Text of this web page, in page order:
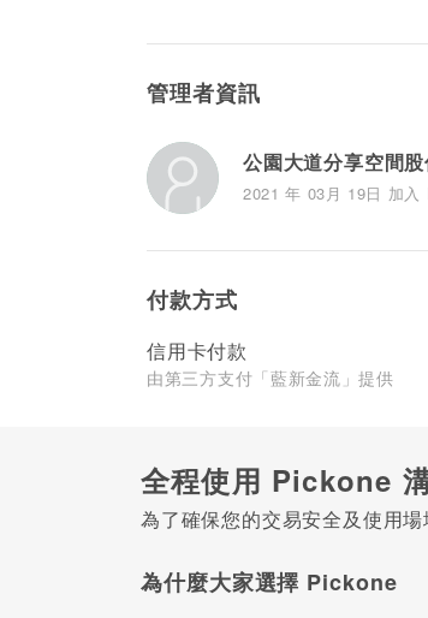
管理者資訊
公園大道分享空間
2021 年 03月 19日 加入
付款方式
信用卡付款
由第三方支付「藍新金流」提供
全程使用 Pickone
為了確保您的交易安全及使用
為什麼大家選擇 Pickone